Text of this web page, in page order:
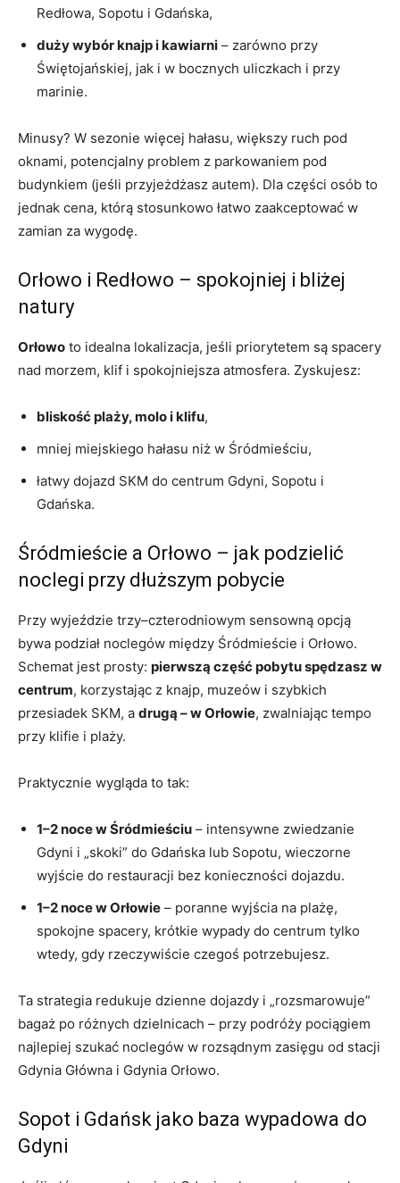
Redłowa, Sopotu i Gdańska,
duży wybór knajp i kawiarni – zarówno przy
Świętojańskiej, jak i w bocznych uliczkach i przy
marinie.
Minusy? W sezonie więcej hałasu, większy ruch pod
oknami, potencjalny problem z parkowaniem pod
budynkiem (jeśli przyjeżdżasz autem). Dla części osób to
jednak cena, którą stosunkowo łatwo zaakceptować w
zamian za wygodę.
Orłowo i Redłowo – spokojniej i bliżej
natury
Orłowo to idealna lokalizacja, jeśli priorytetem są spacery
nad morzem, klif i spokojniejsza atmosfera. Zyskujesz:
bliskość plaży, molo i klifu,
mniej miejskiego hałasu niż w Śródmieściu,
łatwy dojazd SKM do centrum Gdyni, Sopotu i
Gdańska.
Śródmieście a Orłowo – jak podzielić
noclegi przy dłuższym pobycie
Przy wyjeździe trzy–czterodniowym sensowną opcją
bywa podział noclegów między Śródmieście i Orłowo.
Schemat jest prosty: pierwszą część pobytu spędzasz w
centrum, korzystając z knajp, muzeów i szybkich
przesiadek SKM, a drugą – w Orłowie, zwalniając tempo
przy klifie i plaży.
Praktycznie wygląda to tak:
1–2 noce w Śródmieściu – intensywne zwiedzanie
Gdyni i „skoki” do Gdańska lub Sopotu, wieczorne
wyjście do restauracji bez konieczności dojazdu.
1–2 noce w Orłowie – poranne wyjścia na plażę,
spokojne spacery, krótkie wypady do centrum tylko
wtedy, gdy rzeczywiście czegoś potrzebujesz.
Ta strategia redukuje dzienne dojazdy i „rozsmarowuje”
bagaż po różnych dzielnicach – przy podróży pociągiem
najlepiej szukać noclegów w rozsądnym zasięgu od stacji
Gdynia Główna i Gdynia Orłowo.
Sopot i Gdańsk jako baza wypadowa do
Gdyni